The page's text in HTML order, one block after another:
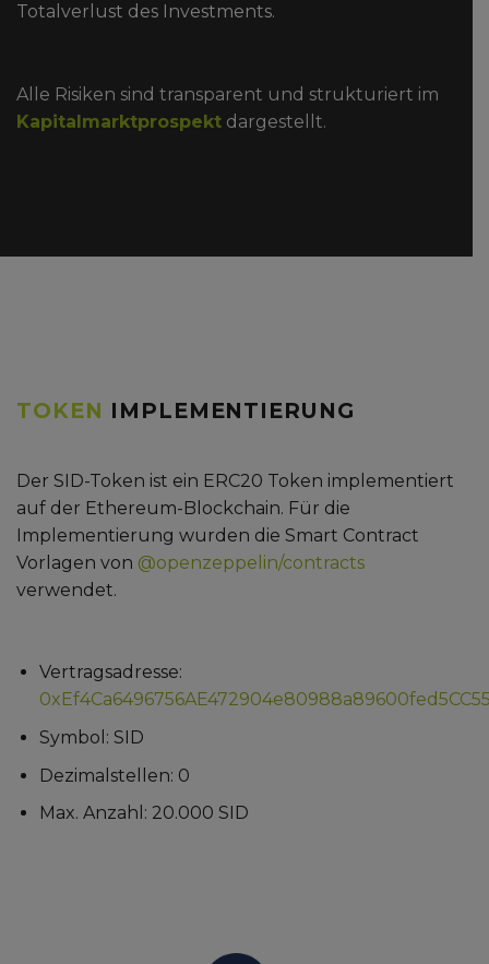
Totalverlust des Investments.
Alle Risiken sind transparent und strukturiert im
Kapitalmarktprospekt dargestellt.
TOKEN IMPLEMENTIERUNG
Der SID-Token ist ein ERC20 Token implementiert
auf der Ethereum-Blockchain. Für die
Implementierung wurden die Smart Contract
Vorlagen von @openzeppelin/contracts
verwendet.
Vertragsadresse:
Symbol: SID
Dezimalstellen: 0
Max. Anzahl: 20.000 SID